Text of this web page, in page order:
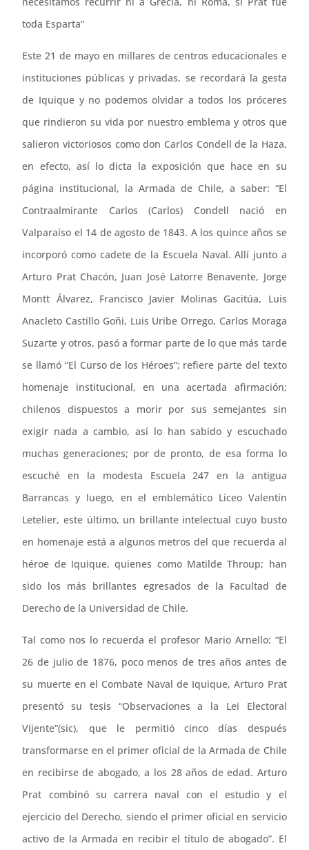
toda Esparta”
Este 21 de mayo en millares de centros educacionales e
instituciones públicas y privadas, se recordará la gesta
de Iquique y no podemos olvidar a todos los próceres
que rindieron su vida por nuestro emblema y otros que
salieron victoriosos como don Carlos Condell de la Haza,
en efecto, así lo dicta la exposición que hace en su
página institucional, la Armada de Chile, a saber: “El
Contraalmirante Carlos (Carlos) Condell nació en
Valparaíso el 14 de agosto de 1843. A los quince años se
incorporó como cadete de la Escuela Naval. Allí junto a
Arturo Prat Chacón, Juan José Latorre Benavente, Jorge
Montt Álvarez, Francisco Javier Molinas Gacitúa, Luis
Anacleto Castillo Goñi, Luis Uribe Orrego, Carlos Moraga
Suzarte y otros, pasó a formar parte de lo que más tarde
se llamó “El Curso de los Héroes”; refiere parte del texto
homenaje institucional, en una acertada afirmación;
chilenos dispuestos a morir por sus semejantes sin
exigir nada a cambio, así lo han sabido y escuchado
muchas generaciones; por de pronto, de esa forma lo
escuché en la modesta Escuela 247 en la antigua
Barrancas y luego, en el emblemático Liceo Valentín
Letelier, este último, un brillante intelectual cuyo busto
en homenaje está a algunos metros del que recuerda al
héroe de Iquique, quienes como Matilde Throup; han
sido los más brillantes egresados de la Facultad de
Derecho de la Universidad de Chile.
Tal como nos lo recuerda el profesor Mario Arnello: “El
26 de julio de 1876, poco menos de tres años antes de
su muerte en el Combate Naval de Iquique, Arturo Prat
presentó su tesis “Observaciones a la Lei Electoral
Vijente”(sic), que le permitió cinco días después
transformarse en el primer oficial de la Armada de Chile
en recibirse de abogado, a los 28 años de edad. Arturo
Prat combinó su carrera naval con el estudio y el
ejercicio del Derecho, siendo el primer oficial en servicio
activo de la Armada en recibir el título de abogado”. El